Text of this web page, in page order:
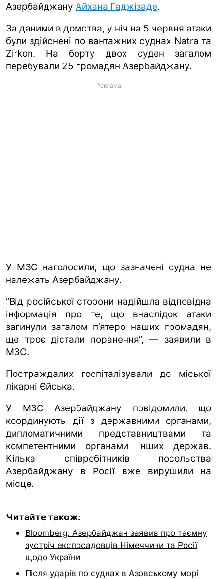
Азербайджану Айхана Гаджізаде.
За даними відомства, у ніч на 5 червня атаки
були здійснені по вантажних суднах Natra та
Zirkon. На борту двох суден загалом
перебували 25 громадян Азербайджану.
Реклама
У МЗС наголосили, що зазначені судна не
належать Азербайджану.
“Від російської сторони надійшла відповідна
інформація про те, що внаслідок атаки
загинули загалом п’ятеро наших громадян,
ще троє дістали поранення”, — заявили в
МЗС.
Постраждалих госпіталізували до міської
лікарні Єйська.
У МЗС Азербайджану повідомили, що
координують дії з державними органами,
дипломатичними представництвами та
компетентними органами інших держав.
Кілька співробітників посольства
Азербайджану в Росії вже вирушили на
місце.
Читайте також:
Bloomberg: Азербайджан заявив про таємну
зустріч експосадовців Німеччини та Росії
щодо України
Після ударів по суднах в Азовському морі